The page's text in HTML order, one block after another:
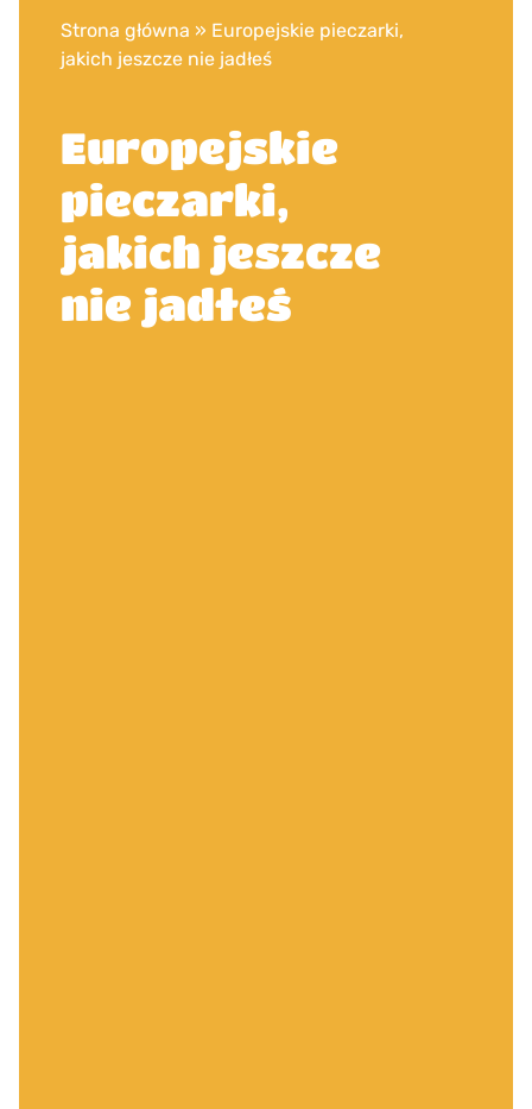
Strona główna » Europejskie pieczarki,
jakich jeszcze nie jadłeś
Europejskie
pieczarki,
jakich jeszcze
nie jadłeś